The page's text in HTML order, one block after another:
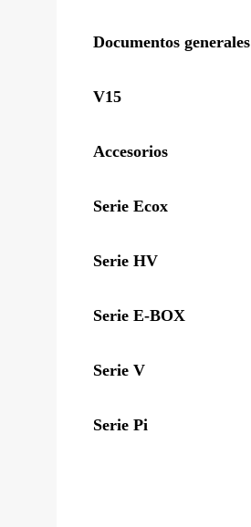
Documentos generales
V15
Accesorios
Serie Ecox
Serie HV
Serie E-BOX
Serie V
Serie Pi